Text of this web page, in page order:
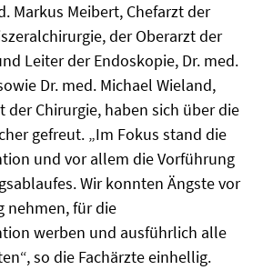
Markus Meibert, Chefarzt der
der Oberarzt der
Leiter der Endoskopie, Dr. med.
Dr. med. Michael Wieland,
der Chirurgie, haben sich über die
gefreut. „Im Fokus stand die
und vor allem die Vorführung
Wir konnten Ängste vor
nehmen, für die
werben und ausführlich alle
so die Fachärzte einhellig.